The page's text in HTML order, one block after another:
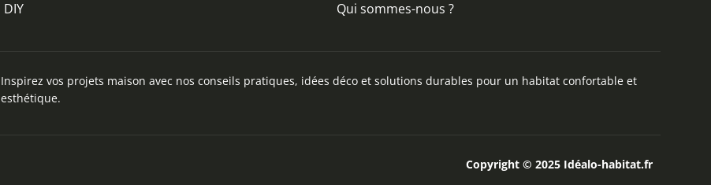
DIY
Qui sommes-nous ?
Inspirez vos projets maison avec nos conseils pratiques, idées déco et solutions durables pour un habitat confortable et
esthétique.
Copyright © 2025 Idéalo-habitat.fr